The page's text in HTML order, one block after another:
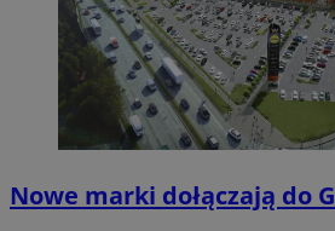
Nowe marki dołączają do